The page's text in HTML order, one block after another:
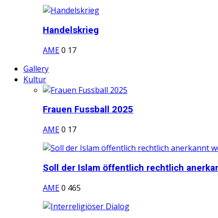
Handelskrieg
AME0 17
Gallery
Kultur
Frauen Fussball 2025
AME0 17
Soll der Islam öffentlich rechtlich
AME0 465